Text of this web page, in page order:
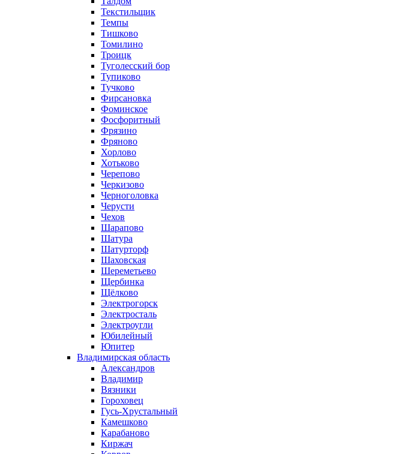
Текстильщик
Темпы
Тишково
Томилино
Троицк
Туголесский бор
Тупиково
Тучково
Фирсановка
Фоминское
Фосфоритный
Фрязино
Фряново
Хорлово
Хотьково
Черепово
Черкизово
Черноголовка
Черусти
Чехов
Шарапово
Шатура
Шатурторф
Шаховская
Шереметьево
Щербинка
Щёлково
Электрогорск
Электросталь
Электроугли
Юбилейный
Юпитер
Владимирская область
Александров
Владимир
Вязники
Гороховец
Гусь-Хрустальный
Камешково
Карабаново
Киржач